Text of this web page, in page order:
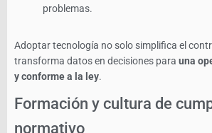
problemas.
Adoptar tecnología no solo simplifica el
transforma datos en decisiones para una
y conforme a la ley.
Formación y cultura de
normativo